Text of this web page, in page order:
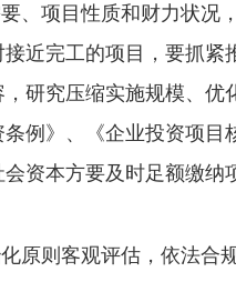
、项目性质和财力状况
近完工的项目，要抓紧
研究压缩实施规模、优
例》、《企业投资项目
资本方要及时足额缴纳
原则客观评估，依法合